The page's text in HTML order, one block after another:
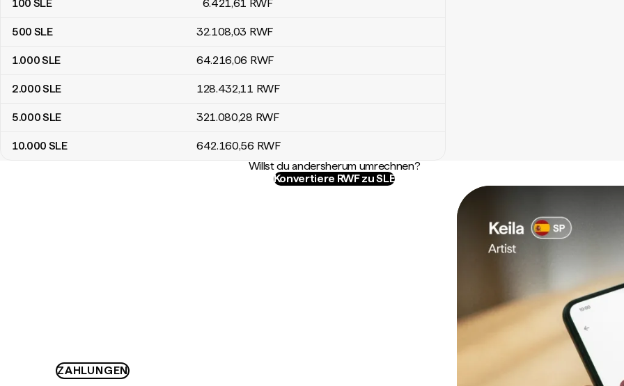
100 SLE 6.421,61 RWF
500 SLE 32.108,03 RWF
1.000SLE 64.216,06 RWF
2.000SLE 128.432,11 RWF
5.000SLE 321.080,28 RWF
10.000 SLE 642.160,56 RWF
Willst du andersherum umrechnen?
Konvertiere RWF zu SLE
ZAHLUNGEN